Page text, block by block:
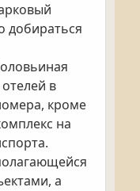
добираться
в
кроме
на
а